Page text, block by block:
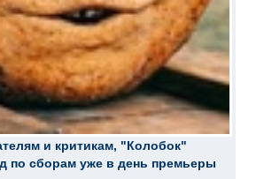
и критикам, "Колобок"
по сборам уже в день премьеры